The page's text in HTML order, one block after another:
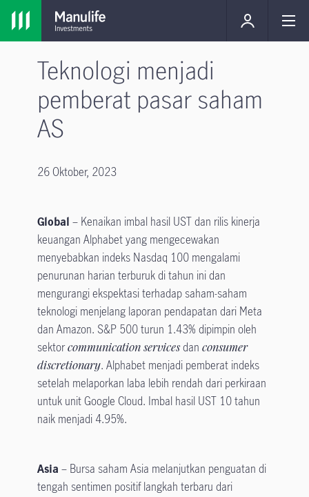
Teknologi menjadi
pemberat pasar saham
AS
26 Oktober, 2023
Global – Kenaikan imbal hasil UST dan rilis kinerja
keuangan Alphabet yang mengecewakan
menyebabkan indeks Nasdaq 100 mengalami
penurunan harian terburuk di tahun ini dan
mengurangi ekspektasi terhadap saham-saham
teknologi menjelang laporan pendapatan dari Meta
dan Amazon. S&P 500 turun 1.43% dipimpin oleh
sektorcommunication servicesdan consumer
discretionary. Alphabet menjadi pemberat indeks
setelah melaporkan laba lebih rendah dari perkiraan
untuk unit Google Cloud. Imbal hasil UST 10 tahun
naik menjadi 4.95%.
Asia – Bursa saham Asia melanjutkan penguatan di
tengah sentimen positif langkah terbaru dari